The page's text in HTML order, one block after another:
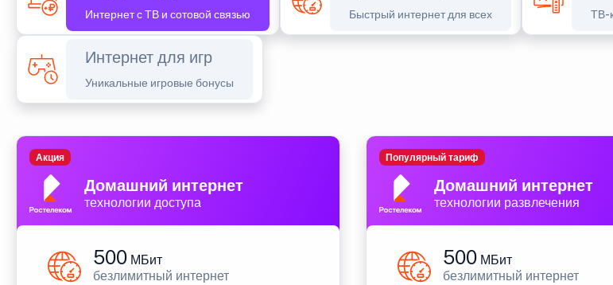
Интернет с ТВ и сотовой связью Быстрый интернет для всех ТВ-
Интернет для игр
Уникальные игровые бонусы
Домашний интернет
технологии доступа
Акция
500 МБит
безлимитный интернет
Домашний интернет
технологии развлечения
Популярный тариф
500 МБит
безлимитный интернет